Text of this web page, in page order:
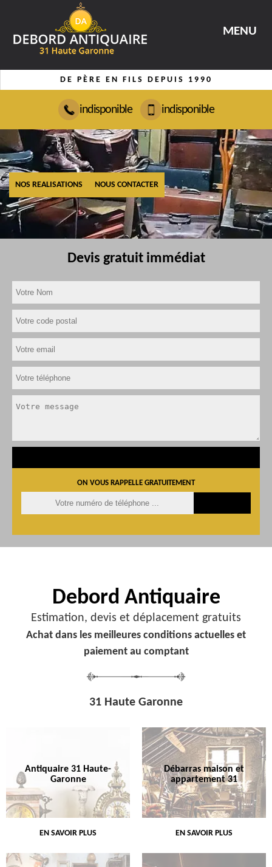
MENU
DE PÈRE EN FILS DEPUIS 1990
indisponible indisponible
NOS REALISATIONS NOUS CONTACTER
Devis gratuit immédiat
ON VOUS RAPPELLE GRATUITEMENT
Debord Antiquaire
Estimation, devis et déplacement gratuits
Achat dans les meilleures conditions actuelles et
paiement au comptant
31 Haute Garonne
Antiquaire 31 Haute-
Garonne
EN SAVOIR PLUS
Débarras maison et
appartement 31
EN SAVOIR PLUS